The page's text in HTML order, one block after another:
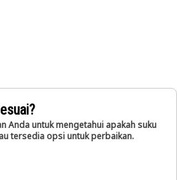
Anda untuk mengetahui apakah suku
tersedia opsi untuk perbaikan.